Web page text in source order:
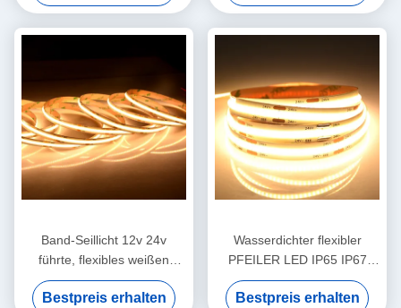
Streifen
Fernsteuerungslicht
Band-Seillicht 12v 24v
führte, flexibles weißen
Luxhalbleiterchip-
Uhrkettepfeiler zu biegen
Bestpreis erhalten
Wasserdichter flexibler
PFEILER LED IP65 IP67
IP68 linearer Streifen
Bestpreis erhalten